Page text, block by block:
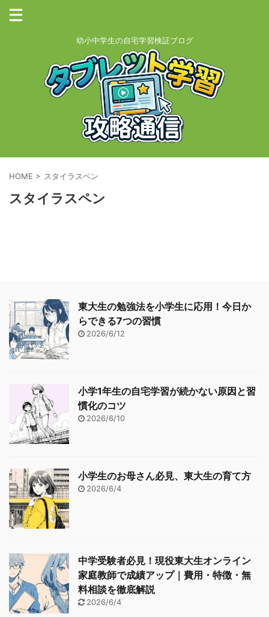
幼小中学生の自宅学習検証ブログ
HOME > スタイラスペン
スタイラスペン
東大生の勉強法を小学生に応用！今日か
らできる7つの習慣
2026/6/12
小学1年生の自宅学習が続かない原因と習
慣化のコツ
2026/6/10
小学生のお母さん必見、東大生の育て方
2026/6/4
中学受験者必見！現役東大生オンライン
家庭教師で成績アップ｜費用・特徴・無
料相談を徹底解説
2026/6/4